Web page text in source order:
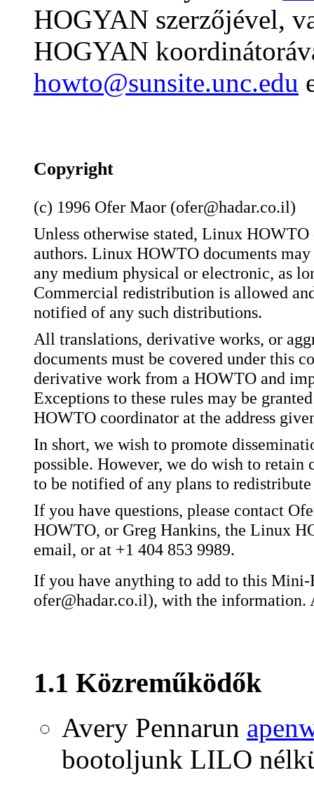
HOGYAN szerzőjével,
HOGYAN
howto@sunsite.unc.edu
Copyright
(c) 1996 Ofer Maor (ofer@hadar.co.il)
Unless otherwise stated, Linux
authors. Linux HOWTO documents
any medium physical or electronic, as
Commercial redistribution is allowed
notified of any such distributions.
All translations, derivative works, or
documents must be covered under this
derivative work from a HOWTO and
Exceptions to these rules may be
HOWTO coordinator at the address
In short, we wish to promote
possible. However, we do wish to
to be notified of any plans to
If you have questions, please contact
HOWTO, or Greg Hankins, the Linux
email, or at +1 404 853 9989.
If you have anything to add to this
ofer@hadar.co.il), with the
1.1 Közreműködők
Avery Pennarun
bootoljunk LILO